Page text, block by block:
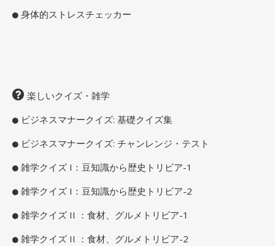
身体的ストレスチェッカー
楽しいクイズ・雑学
ビジネスマナークイズ: 基礎クイズ集
ビジネスマナークイズ: チャンレンジ・テスト
雑学クイズ I：豆知識から歴史トリビア-1
雑学クイズ I：豆知識から歴史トリビア-2
雑学クイズ II ：食材、グルメトリビア-1
雑学クイズ II ：食材、グルメトリビア-2